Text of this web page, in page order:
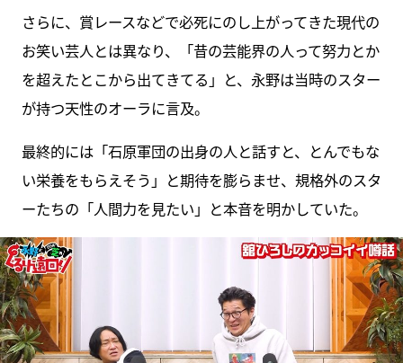
さらに、賞レースなどで必死にのし上がってきた現代の
お笑い芸人とは異なり、「昔の芸能界の人って努力とか
を超えたとこから出てきてる」と、永野は当時のスター
が持つ天性のオーラに言及。
最終的には「石原軍団の出身の人と話すと、とんでもな
い栄養をもらえそう」と期待を膨らませ、規格外のスタ
ーたちの「人間力を見たい」と本音を明かしていた。